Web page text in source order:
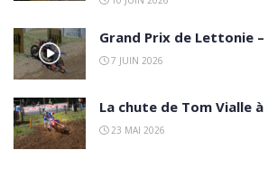
Grand Prix de Lettonie
7 JUIN 2026
La chute de Tom Vialle
23 MAI 2026